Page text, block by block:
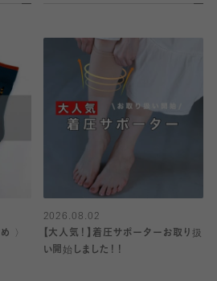
〉
2026.08.02
【大人気！】着圧サポーターお取り扱
い開始しました！！